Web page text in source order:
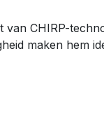
CHIRP-
maken hem